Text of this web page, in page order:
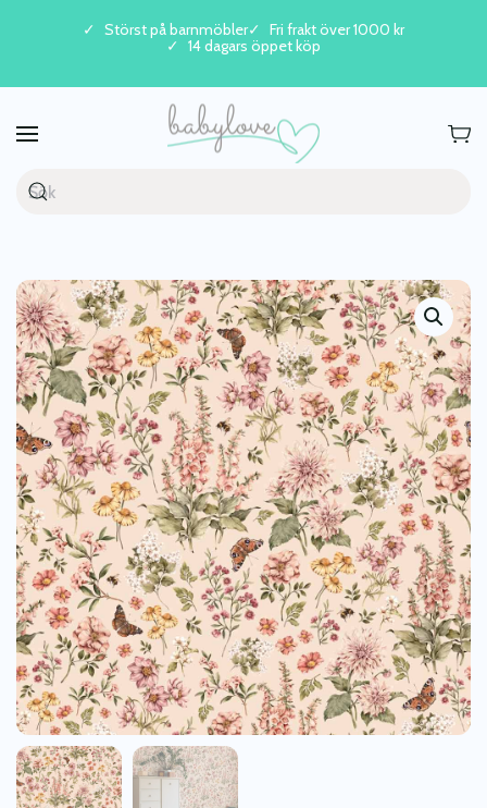
Skip to main content
Störst på barnmöbler
Fri frakt över 1000 kr
14 dagars öppet köp